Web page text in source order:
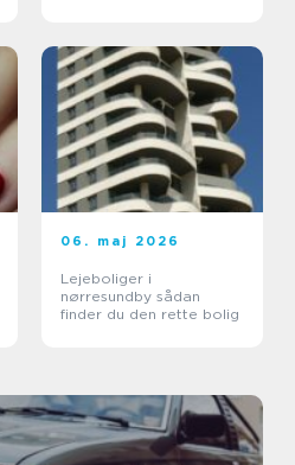
06. maj 2026
Lejeboliger i
nørresundby sådan
finder du den rette bolig